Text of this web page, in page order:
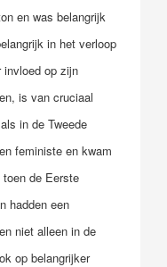
en was belangrijk
in het verloop
invloed op zijn
is van cruciaal
in de Tweede
feministe en kwam
de Eerste
hadden een
niet alleen in de
op belangrijker